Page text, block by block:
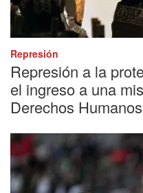
Represión
Represión a la
el ingreso a una
Derechos Humanos